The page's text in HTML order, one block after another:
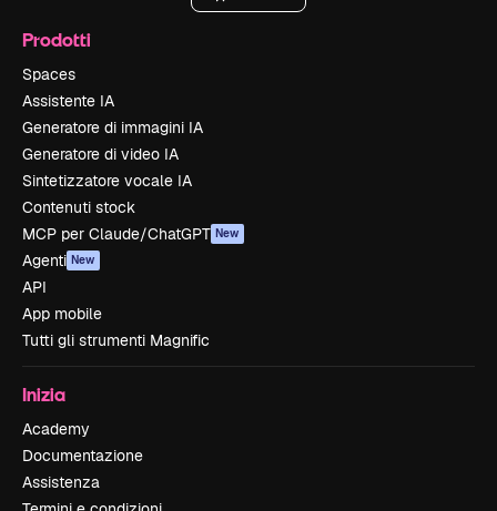
Prodotti
Spaces
Assistente IA
Generatore di immagini IA
Generatore di video IA
Sintetizzatore vocale IA
Contenuti stock
MCP per Claude/ChatGPT New
Agenti New
API
App mobile
Tutti gli strumenti Magnific
Inizia
Academy
Documentazione
Assistenza